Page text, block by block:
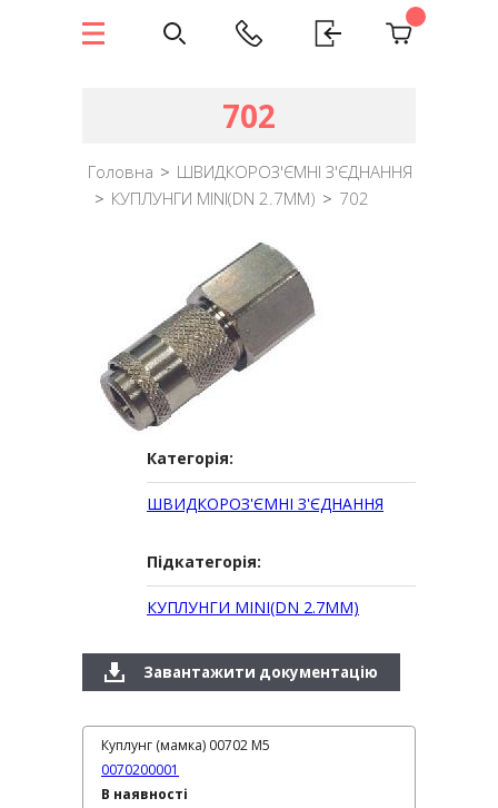
702
Головна > ШВИДКОРОЗ'ЄМНІ З'ЄДНАННЯ
> КУПЛУНГИ MINI(DN 2.7MM) > 702
Категорія:
ШВИДКОРОЗ'ЄМНІ З'ЄДНАННЯ
Підкатегорія:
КУПЛУНГИ MINI(DN 2.7MM)
Завантажити документацію
0070200001
Куплунг (мамка) 00702 M5
В наявності